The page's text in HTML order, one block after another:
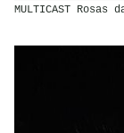
MULTICAST